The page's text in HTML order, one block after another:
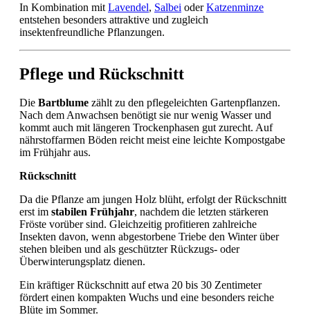
In Kombination mit Lavendel, Salbei oderKatzenminze
entstehen besonders attraktive und zugleich
insektenfreundliche Pflanzungen.
Pflege und Rückschnitt
Die Bartblume zählt zu den pflegeleichten Gartenpflanzen.
Nach dem Anwachsen benötigt sie nur wenig Wasser und
kommt auch mit längeren Trockenphasen gut zurecht. Auf
nährstoffarmen Böden reicht meist eine leichte Kompostgabe
im Frühjahr aus.
Rückschnitt
Da die Pflanze am jungen Holz blüht, erfolgt der Rückschnitt
erst im stabilen Frühjahr, nachdem die letzten stärkeren
Fröste vorüber sind. Gleichzeitig profitieren zahlreiche
Insekten davon, wenn abgestorbene Triebe den Winter über
stehen bleiben und als geschützter Rückzugs- oder
Überwinterungsplatz dienen.
Ein kräftiger Rückschnitt auf etwa 20 bis 30 Zentimeter
fördert einen kompakten Wuchs und eine besonders reiche
Blüte im Sommer.